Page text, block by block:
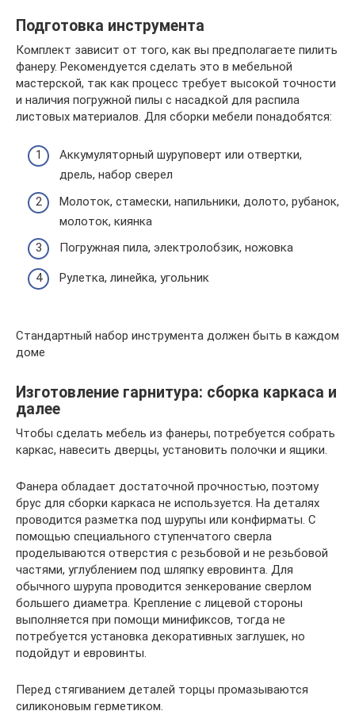
Подготовка инструмента
Комплект зависит от того, как вы предполагаете пилить
фанеру. Рекомендуется сделать это в мебельной
мастерской, так как процесс требует высокой точности
и наличия погружной пилы с насадкой для распила
листовых материалов. Для сборки мебели понадобятся:
Аккумуляторный шуруповерт или отвертки,
дрель, набор сверел
Молоток, стамески, напильники, долото, рубанок,
молоток, киянка
Погружная пила, электролобзик, ножовка
Рулетка, линейка, угольник
Стандартный набор инструмента должен быть в каждом
доме
Изготовление гарнитура: сборка каркаса и
далее
Чтобы сделать мебель из фанеры, потребуется собрать
каркас, навесить дверцы, установить полочки и ящики.
Фанера обладает достаточной прочностью, поэтому
брус для сборки каркаса не используется. На деталях
проводится разметка под шурупы или конфирматы. С
помощью специального ступенчатого сверла
проделываются отверстия с резьбовой и не резьбовой
частями, углублением под шляпку евровинта. Для
обычного шурупа проводится зенкерование сверлом
большего диаметра. Крепление с лицевой стороны
выполняется при помощи минификсов, тогда не
потребуется установка декоративных заглушек, но
подойдут и евровинты.
Перед стягиванием деталей торцы промазываются
силиконовым герметиком.